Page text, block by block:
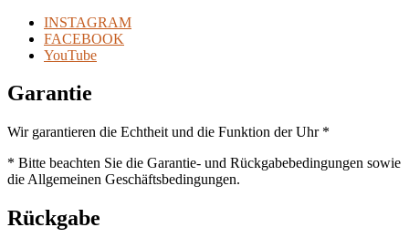
INSTAGRAM
FACEBOOK
YouTube
Garantie
Wir garantieren die Echtheit und die Funktion der Uhr *
* Bitte beachten Sie die Garantie- und Rückgabebedingungen sowie
die Allgemeinen Geschäftsbedingungen.
Rückgabe